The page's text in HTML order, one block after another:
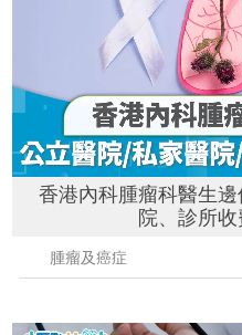
香港內科腫瘤科醫生
院、診所
腫瘤及癌症